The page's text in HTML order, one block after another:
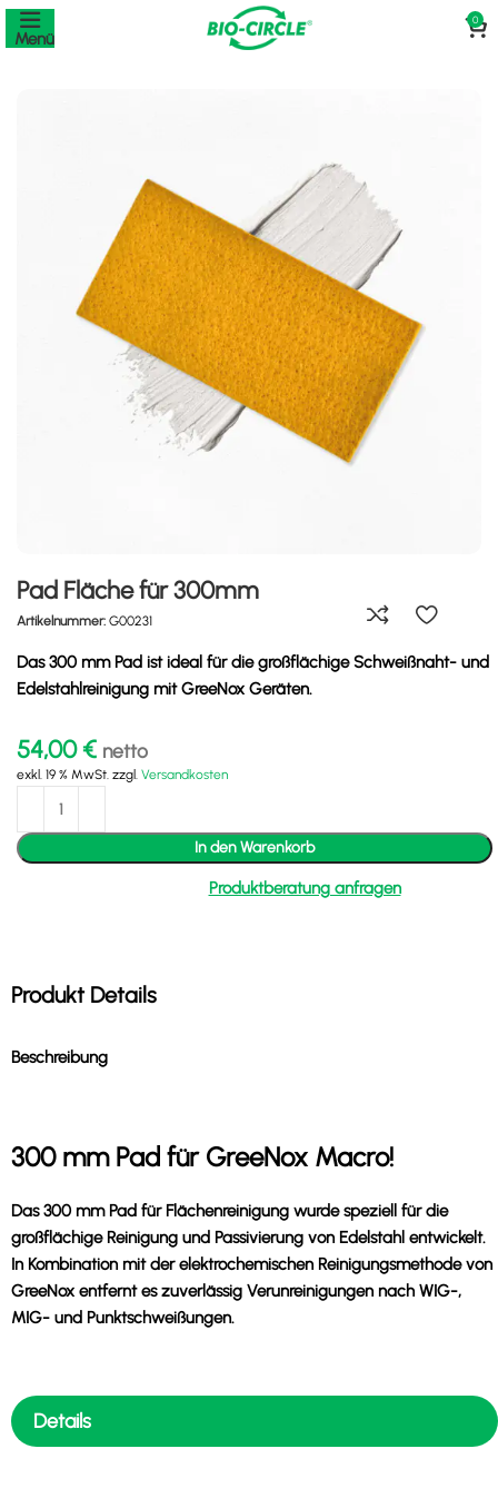
Menü
0
Pad Fläche für 300mm
Artikelnummer: G00231
Das 300 mm Pad ist ideal für die großflächige Schweißnaht- und
Edelstahlreinigung mit GreeNox Geräten.
54,00€ netto
exkl. 19 % MwSt. zzgl. Versandkosten
In den Warenkorb
Produktberatung anfragen
Produkt Details
Beschreibung
300 mm Pad für GreeNox Macro!
Das 300 mm Pad für Flächenreinigung wurde speziell für die
großflächige Reinigung und Passivierung von Edelstahl entwickelt.
In Kombination mit der elektrochemischen Reinigungsmethode von
GreeNox entfernt es zuverlässig Verunreinigungen nach WIG-,
MIG- und Punktschweißungen.
Details